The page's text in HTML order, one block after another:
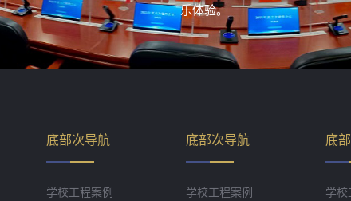
乐体验。
底部次导航
学校工程案例
底部次导航
学校工程案例
底
学